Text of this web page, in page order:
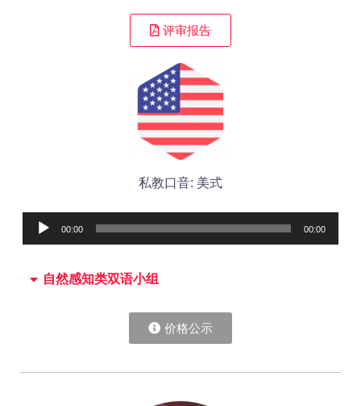
评审报告
私教口音: 美式
Audio
Player
00:00 00:00
自然感知类双语小组
价格公示